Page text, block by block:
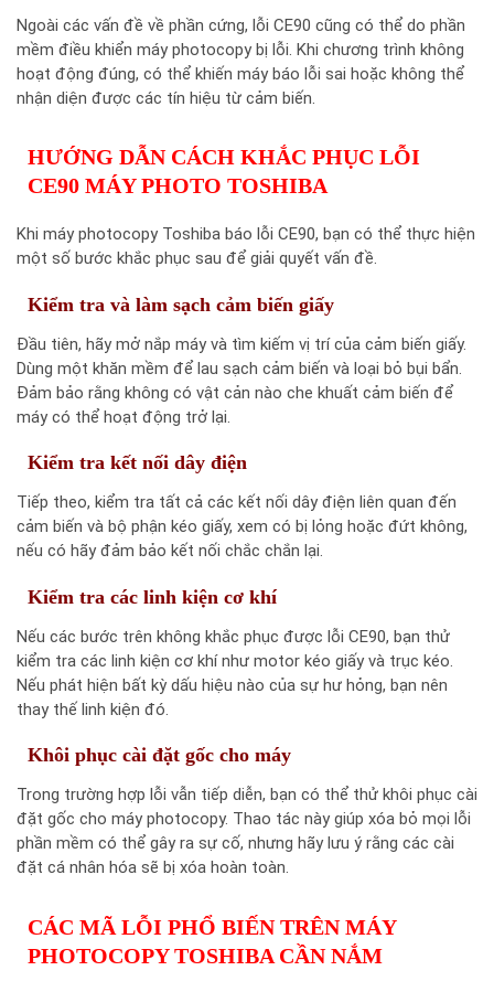
Ngoài các vấn đề về phần cứng, lỗi CE90 cũng có thể do phần
mềm điều khiển máy photocopy bị lỗi. Khi chương trình không
hoạt động đúng, có thể khiến máy báo lỗi sai hoặc không thể
nhận diện được các tín hiệu từ cảm biến.
HƯỚNG DẪN CÁCH KHẮC PHỤC LỖI
CE90 MÁY PHOTO TOSHIBA
Khi máy photocopy Toshiba báo lỗi CE90, bạn có thể thực hiện
một số bước khắc phục sau để giải quyết vấn đề.
Kiểm tra và làm sạch cảm biến giấy
Đầu tiên, hãy mở nắp máy và tìm kiếm vị trí của cảm biến giấy.
Dùng một khăn mềm để lau sạch cảm biến và loại bỏ bụi bẩn.
Đảm bảo rằng không có vật cản nào che khuất cảm biến để
máy có thể hoạt động trở lại.
Kiểm tra kết nối dây điện
Tiếp theo, kiểm tra tất cả các kết nối dây điện liên quan đến
cảm biến và bộ phận kéo giấy, xem có bị lỏng hoặc đứt không,
nếu có hãy đảm bảo kết nối chắc chắn lại.
Kiểm tra các linh kiện cơ khí
Nếu các bước trên không khắc phục được lỗi CE90, bạn thử
kiểm tra các linh kiện cơ khí như motor kéo giấy và trục kéo.
Nếu phát hiện bất kỳ dấu hiệu nào của sự hư hỏng, bạn nên
thay thế linh kiện đó.
Khôi phục cài đặt gốc cho máy
Trong trường hợp lỗi vẫn tiếp diễn, bạn có thể thử khôi phục cài
đặt gốc cho máy photocopy. Thao tác này giúp xóa bỏ mọi lỗi
phần mềm có thể gây ra sự cố, nhưng hãy lưu ý rằng các cài
đặt cá nhân hóa sẽ bị xóa hoàn toàn.
CÁC MÃ LỖI PHỔ BIẾN TRÊN MÁY
PHOTOCOPY TOSHIBA CẦN NẮM